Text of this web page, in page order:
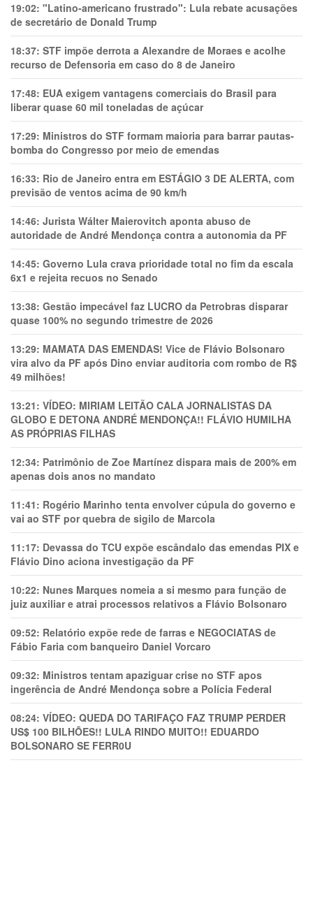
19:02: "Latino-americano frustrado": Lula rebate acusações
de secretário de Donald Trump
18:37: STF impõe derrota a Alexandre de Moraes e acolhe
recurso de Defensoria em caso do 8 de Janeiro
17:48: EUA exigem vantagens comerciais do Brasil para
liberar quase 60 mil toneladas de açúcar
17:29: Ministros do STF formam maioria para barrar pautas-
bomba do Congresso por meio de emendas
16:33: Rio de Janeiro entra em ESTÁGIO 3 DE ALERTA, com
previsão de ventos acima de 90 km/h
14:46: Jurista Wálter Maierovitch aponta abuso de
autoridade de André Mendonça contra a autonomia da PF
14:45: Governo Lula crava prioridade total no fim da escala
6x1 e rejeita recuos no Senado
13:38: Gestão impecável faz LUCRO da Petrobras disparar
quase 100% no segundo trimestre de 2026
13:29: MAMATA DAS EMENDAS! Vice de Flávio Bolsonaro
vira alvo da PF após Dino enviar auditoria com rombo de R$
49 milhões!
13:21: VÍDEO: MIRIAM LEITÃO CALA JORNALISTAS DA
GLOBO E DETONA ANDRÉ MENDONÇA!! FLÁVIO HUMILHA
AS PRÓPRIAS FILHAS
12:34: Patrimônio de Zoe Martínez dispara mais de 200% em
apenas dois anos no mandato
11:41: Rogério Marinho tenta envolver cúpula do governo e
vai ao STF por quebra de sigilo de Marcola
11:17: Devassa do TCU expõe escândalo das emendas PIX e
Flávio Dino aciona investigação da PF
10:22: Nunes Marques nomeia a si mesmo para função de
juiz auxiliar e atrai processos relativos a Flávio Bolsonaro
09:52: Relatório expõe rede de farras e NEGOCIATAS de
Fábio Faria com banqueiro Daniel Vorcaro
09:32: Ministros tentam apaziguar crise no STF apos
ingerência de André Mendonça sobre a Polícia Federal
08:24: VÍDEO: QUEDA DO TARIFAÇO FAZ TRUMP PERDER
US$ 100 BILHÕES!! LULA RINDO MUITO!! EDUARDO
BOLSONARO SE FERR0U